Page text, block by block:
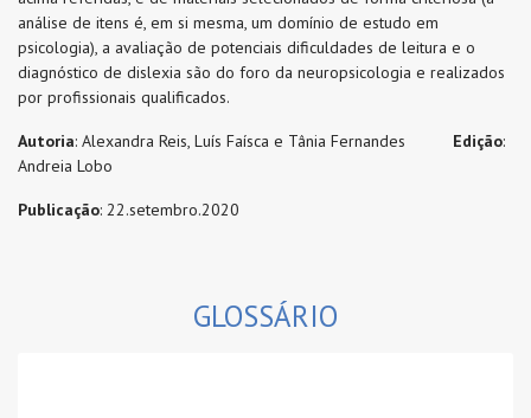
análise de itens é, em si mesma, um domínio de estudo em
psicologia), a avaliação de potenciais dificuldades de leitura e o
diagnóstico de dislexia são do foro da neuropsicologia e realizados
por profissionais qualificados.
Autoria: Alexandra Reis, Luís Faísca e Tânia Fernandes Edição:
Andreia Lobo
Publicação: 22.setembro.2020
GLOSSÁRIO